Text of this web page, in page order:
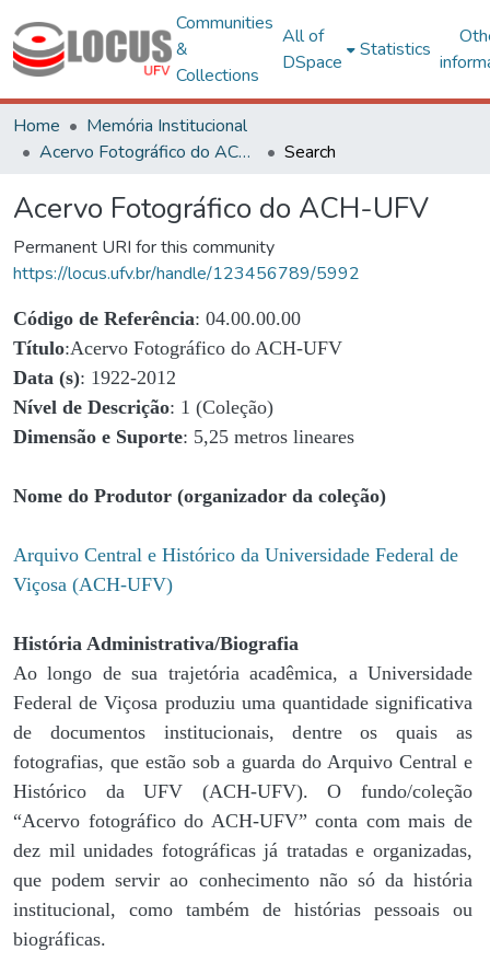
Communities
&
Collections
All of
DSpace
Statistics
Home
Memória Institucional
Acervo Fotográfico do ACH-UFV
Search
Acervo Fotográfico do ACH-UFV
Permanent URI for this community
https://locus.ufv.br/handle/123456789/5992
Código de Referência: 04.00.00.00
Título:Acervo Fotográfico do ACH-UFV
Data (s): 1922-2012
Nível de Descrição: 1 (Coleção)
Dimensão e Suporte: 5,25 metros lineares
Nome do Produtor (organizador da coleção)
Arquivo Central e Histórico da Universidade Federal de
Viçosa (ACH-UFV)
História Administrativa/Biografia
Ao longo de sua trajetória acadêmica, a Universidade
Federal de Viçosa produziu uma quantidade significativa
de documentos institucionais, dentre os quais as
fotografias, que estão sob a guarda do Arquivo Central e
Histórico da UFV (ACH-UFV). O fundo/coleção
“Acervo fotográfico do ACH-UFV” conta com mais de
dez mil unidades fotográficas já tratadas e organizadas,
que podem servir ao conhecimento não só da história
institucional, como também de histórias pessoais ou
biográficas.